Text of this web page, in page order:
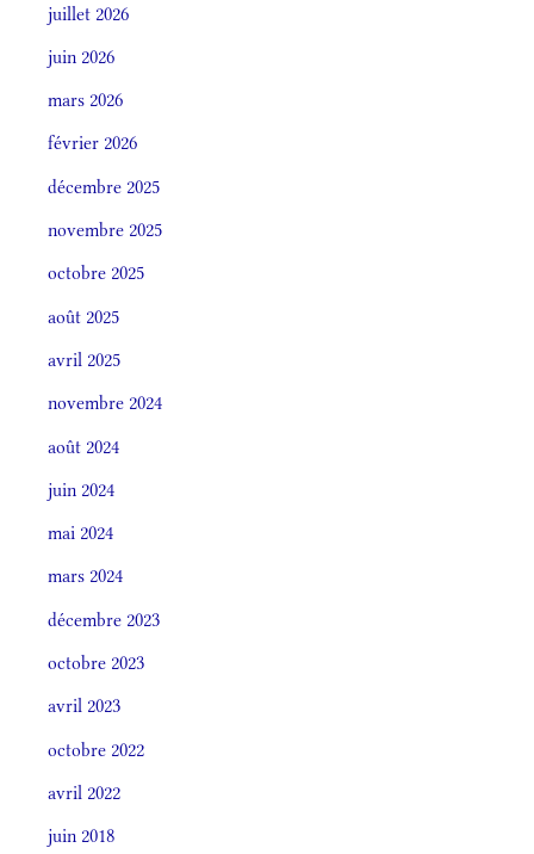
juillet 2026
juin 2026
mars 2026
février 2026
décembre 2025
novembre 2025
octobre 2025
août 2025
avril 2025
novembre 2024
août 2024
juin 2024
mai 2024
mars 2024
décembre 2023
octobre 2023
avril 2023
octobre 2022
avril 2022
juin 2018